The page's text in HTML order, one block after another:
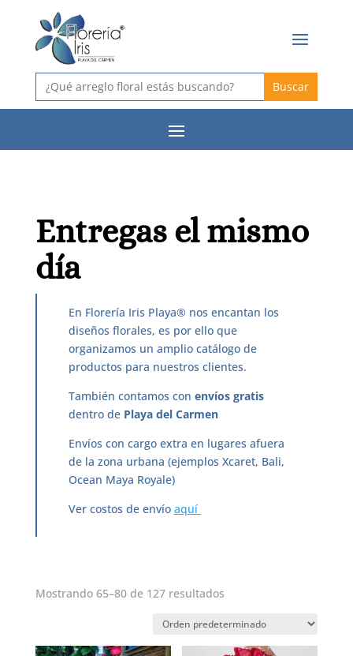
Buscar:
Entregas el mismo
día
En Florería Iris Playa® nos encantan los
diseños florales, es por ello que
organizamos un amplio catálogo de
productos para nuestros clientes.
También contamos con envíos gratis
dentro de Playa del Carmen
Envíos con cargo extra en lugares afuera
de la zona urbana (ejemplos Xcaret, Bali,
Ocean Maya Royale)
Ver costos de envío aquí
Mostrando 65–80 de 127 resultados